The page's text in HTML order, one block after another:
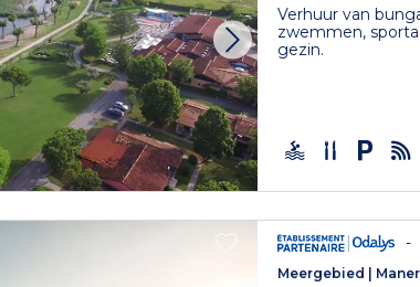
Verhuur van
zwemmen,
gezin.
-
Meergebied